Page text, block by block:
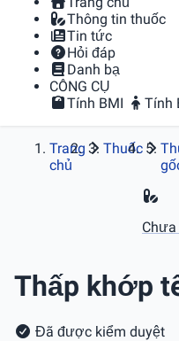
Thông tin thuốc
Tin tức
Hỏi đáp
Danh bạ
CÔNG CỤ
Tính BMI
Tính
Trang
chủ
Thuốc
Thấp khớp
Đã được kiểm duyệt